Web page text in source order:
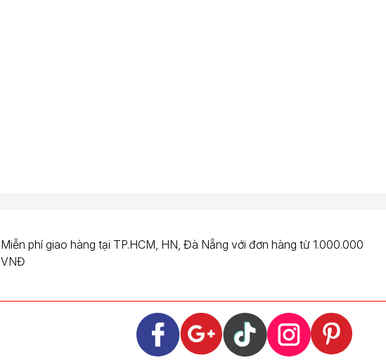
Miễn phí giao hàng tại TP.HCM, HN, Đà Nẵng với đơn hàng từ 1.000.000
VNĐ